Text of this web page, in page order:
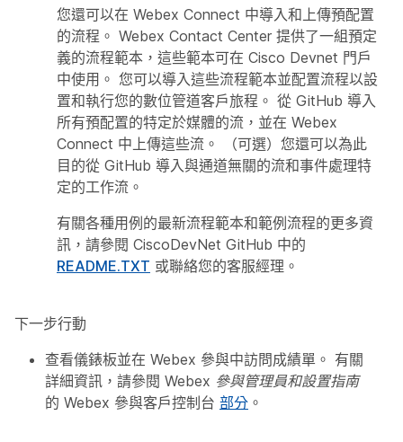
您還可以在 Webex Connect 中導入和上傳預配置
的流程。 Webex Contact Center 提供了一組預定
義的流程範本，這些範本可在 Cisco Devnet 門戶
中使用。 您可以導入這些流程範本並配置流程以設
置和執行您的數位管道客戶旅程。 從 GitHub 導入
所有預配置的特定於媒體的流，並在 Webex
Connect 中上傳這些流。 （可選）您還可以為此
目的從 GitHub 導入與通道無關的流和事件處理特
定的工作流。
有關各種用例的最新流程範本和範例流程的更多資
訊，請參閱 CiscoDevNet GitHub 中的
README.TXT 或聯絡您的客服經理。
下一步行動
查看儀錶板並在 Webex 參與中訪問成績單。 有關
詳細資訊，請參閱 Webex 參與管理員和設置指南
的 Webex 參與客戶控制台 部分 。